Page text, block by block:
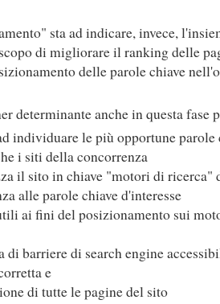
sta ad indicare, invece,
di migliorare il ranking delle
delle parole chiave
determinante anche in questa fase
individuare le più opportune parole
i siti della concorrenza
il sito in chiave "motori di ricerca"
alle parole chiave d'interesse
ai fini del posizionamento sui
di barriere di search engine
e
di tutte le pagine del sito